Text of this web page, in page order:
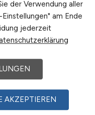
der Verwendung aller
am Ende
jederzeit
AKZEPTIEREN